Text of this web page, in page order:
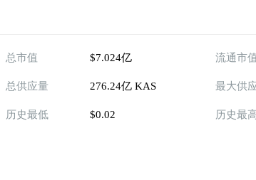
总市值 $7.024亿 流通市
总供应量 276.24亿 KAS 最大供
历史最低 $0.02 历史最